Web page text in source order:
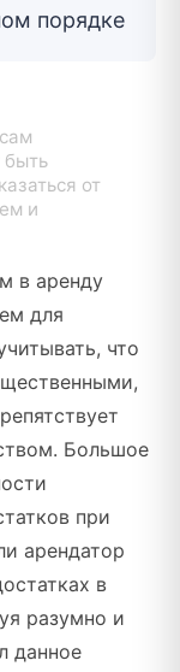
порядке
от
и
в аренду
для
что
Большое
при
арендатор
в
разумно и
данное